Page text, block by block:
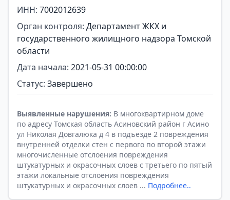
ИНН: 7002012639
Орган контроля: Департамент ЖКХ и
государственного жилищного надзора Томской
области
Дата начала: 2021-05-31 00:00:00
Статус: Завершено
Выявленные нарушения: В многоквартирном доме
по адресу Томская область Асиновский район г Асино
ул Николая Довгалюка д 4 в подъезде 2 повреждения
внутренней отделки стен с первого по второй этажи
многочисленные отслоения повреждения
штукатурных и окрасочных слоев с третьего по пятый
этажи локальные отслоения повреждения
штукатурных и окрасочных слоев ... Подробнее..